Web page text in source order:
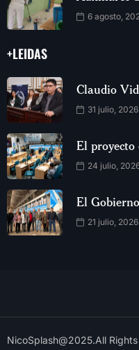
6 agosto,
+LEIDAS
Claudio
31 julio, 2026
El proyecto
24 julio,
El
21 julio, 2026
NicoSplash@2025.All